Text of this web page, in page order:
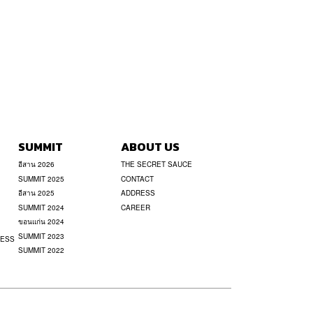
SUMMIT
อีสาน 2026
SUMMIT 2025
อีสาน 2025
SUMMIT 2024
ขอนแก่น 2024
SUMMIT 2023
SUMMIT 2022
ABOUT US
THE SECRET SAUCE
CONTACT
ADDRESS
CAREER